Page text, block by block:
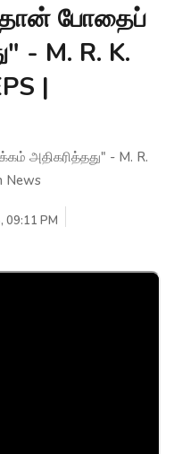
தான் போதைப்
- M. R. K.
|
அதிகரித்தது" - M. R.
News
09:11 PM